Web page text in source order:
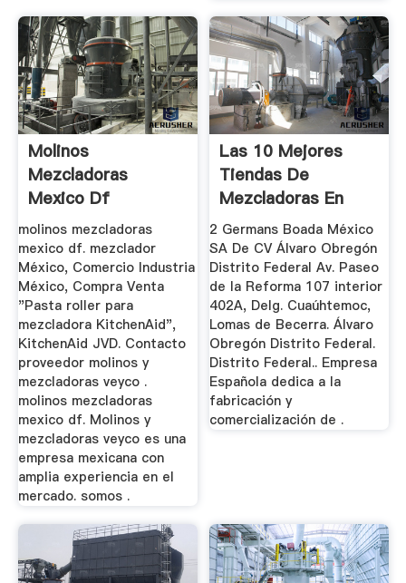
Molinos
Mezcladoras
Mexico Df
molinos mezcladoras
mexico df. mezclador
México, Comercio Industria
México, Compra Venta
"Pasta roller para
mezcladora KitchenAid",
KitchenAid JVD. Contacto
proveedor molinos y
mezcladoras veyco .
molinos mezcladoras
mexico df. Molinos y
mezcladoras veyco es una
empresa mexicana con
amplia experiencia en el
mercado. somos .
Las 10 Mejores
Tiendas De
Mezcladoras En
México
2 Germans Boada México
SA De CV Álvaro Obregón
Distrito Federal Av. Paseo
de la Reforma 107 interior
402A, Delg. Cuaúhtemoc,
Lomas de Becerra. Álvaro
Obregón Distrito Federal.
Distrito Federal.. Empresa
Española dedica a la
fabricación y
comercialización de .